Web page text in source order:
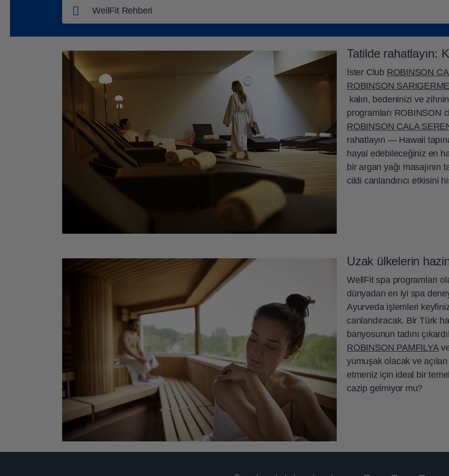
WellFit Rehberi
Tatilde rahatlayın:
İster Club ROBINSON
ROBINSON
kalın, bedeninizi ve
programları ROBINSON
ROBINSON CALA
rahatlayın — Hawaii
hayal edebileceğiniz en
bir argan yağı masajının
cildi canlandırıcı etkisini
Uzak ülkelerin
WellFit spa programları
dünyadan en iyi spa
Ayurveda işlemleri
canlandıracak. Bir Türk
banyosunun tadını
ROBINSON PAMFILYA
yumuşak olacak ve
etmeniz için ideal bir
cazip gelmiyor mu?